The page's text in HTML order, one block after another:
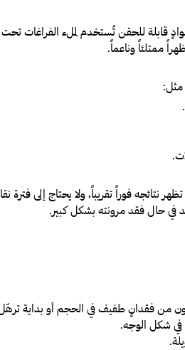
قابلة للحقن تُستخدم لملء الفراغات
ممتلئاً وناعماً.
مثل:
تظهر نتائجه فوراً تقريباً، ولا يحتاج إلى
في حال فقد مرونته بشكل كبير.
من فقدانٍ طفيف في الحجم أو بداية
في شكل الوجه.